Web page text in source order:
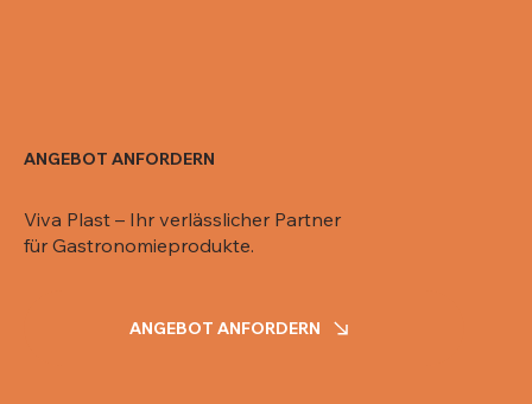
ANGEBOT ANFORDERN
Viva Plast – Ihr verlässlicher Partner
für Gastronomieprodukte.
ANGEBOT ANFORDERN